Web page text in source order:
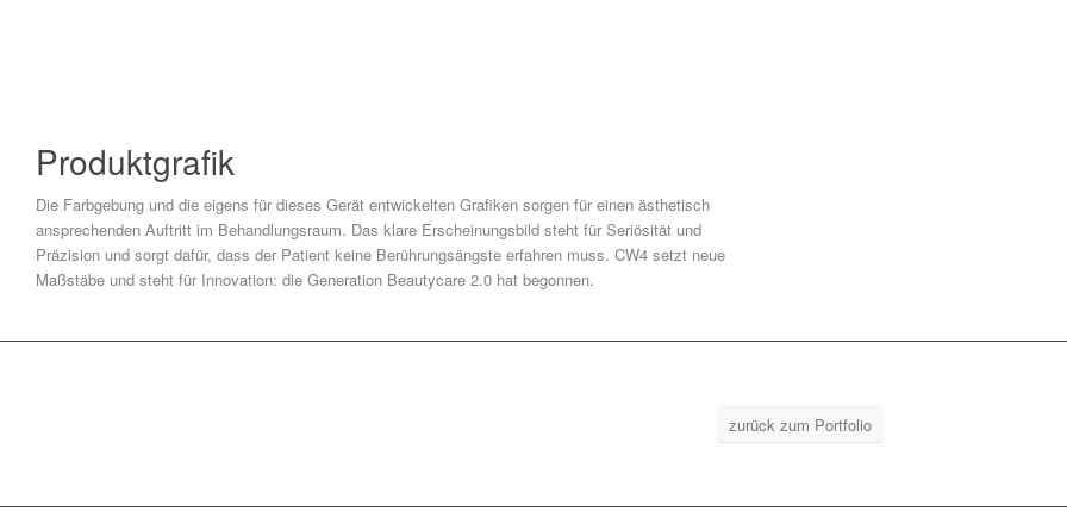
Produktgrafik
Die Farbgebung und die eigens für dieses Gerät entwickelten Grafiken sorgen für einen ästhetisch
ansprechenden Auftritt im Behandlungsraum. Das klare Erscheinungsbild steht für Seriösität und
Präzision und sorgt dafür, dass der Patient keine Berührungsängste erfahren muss. CW4 setzt neue
Maßstäbe und steht für Innovation: die Generation Beautycare 2.0 hat begonnen.
zurück zum Portfolio